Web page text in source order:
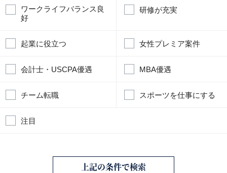
ワークライフバランス良
好
研修が充実
起業に役立つ 女性プレミア案件
会計士・USCPA優遇 MBA優遇
チーム転職 スポーツを仕事にする
注目
上記の条件で検索